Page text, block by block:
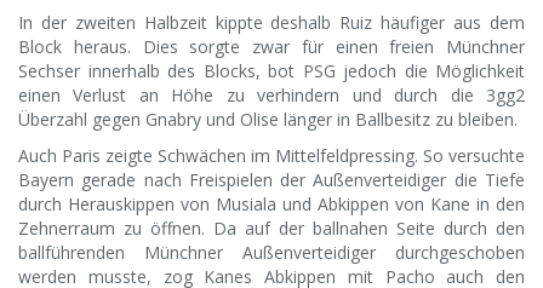
In der zweiten Halbzeit kippte deshalb Ruiz häufiger aus dem
Block heraus. Dies sorgte zwar für einen freien Münchner
Sechser innerhalb des Blocks, bot PSG jedoch die Möglichkeit
einen Verlust an Höhe zu verhindern und durch die 3gg2
Überzahl gegen Gnabry und Olise länger in Ballbesitz zu bleiben.
Auch Paris zeigte Schwächen im Mittelfeldpressing. So versuchte
Bayern gerade nach Freispielen der Außenverteidiger die Tiefe
durch Herauskippen von Musiala und Abkippen von Kane in den
Zehnerraum zu öffnen. Da auf der ballnahen Seite durch den
ballführenden Münchner Außenverteidiger durchgeschoben
werden musste, zog Kanes Abkippen mit Pacho auch den